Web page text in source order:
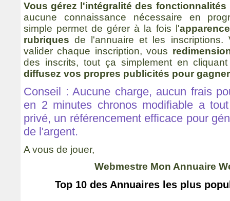
Vous gérez l'intégralité des fonctionnalités
aucune connaissance nécessaire en
simple permet de gérer à la fois l'
rubriques de l'annuaire et les
valider chaque inscription, vous
des inscrits, tout ça simplement en
diffusez vos propres publicités pour
Conseil : Aucune charge, aucun frais
en 2 minutes chronos modifiable a
privé, un référencement efficace pour
de l'argent.
A vous de jouer,
Webmestre Mon Annuaire
Top 10 des Annuaires les plus